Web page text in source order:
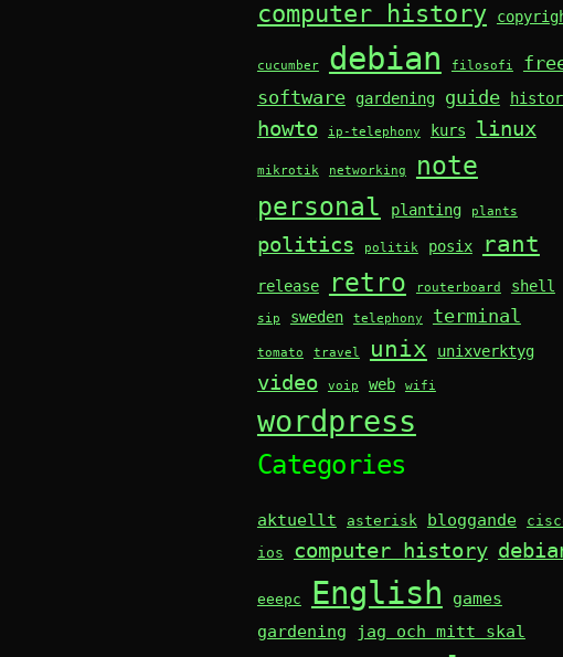
computer history
cucumber debian filosofi
software gardening guide
howto ip-telephony kurs linux
mikrotik networking
note
personal
planting plants
politics politik posix rant
release retro routerboard shell
sip sweden telephony terminal
tomato travel unix unixverktyg
video voip web wifi
wordpress
Categories
aktuellt asterisk bloggande
ios
computer history
eeepc English
games
gardening
jag och mitt skal